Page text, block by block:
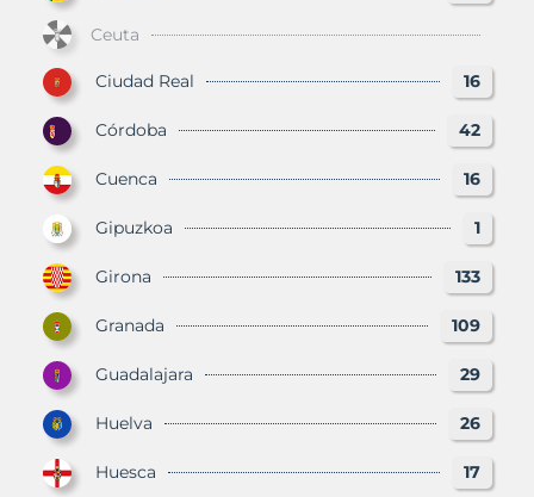
Ceuta
Ciudad Real 16
Córdoba 42
Cuenca 16
Gipuzkoa 1
Girona 133
Granada 109
Guadalajara 29
Huelva 26
Huesca 17